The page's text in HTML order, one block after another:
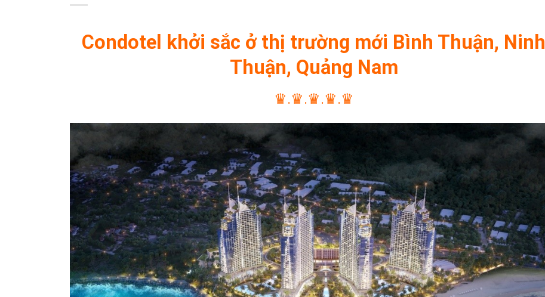
Condotel khởi sắc ở thị trường mới Bình Thuận, Ninh
Thuận, Quảng Nam
♛.♛.♛.♛.♛